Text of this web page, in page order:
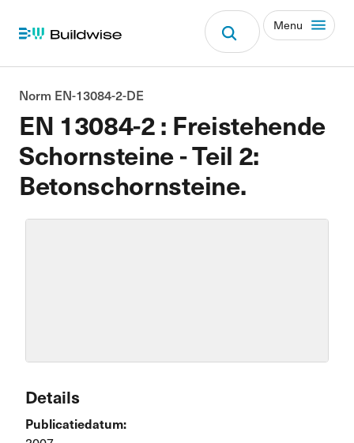
Menu
EN 13084-2 : Freistehende
Schornsteine - Teil 2:
Betonschornsteine.
Norm EN-13084-2-DE
Details
Publicatiedatum: